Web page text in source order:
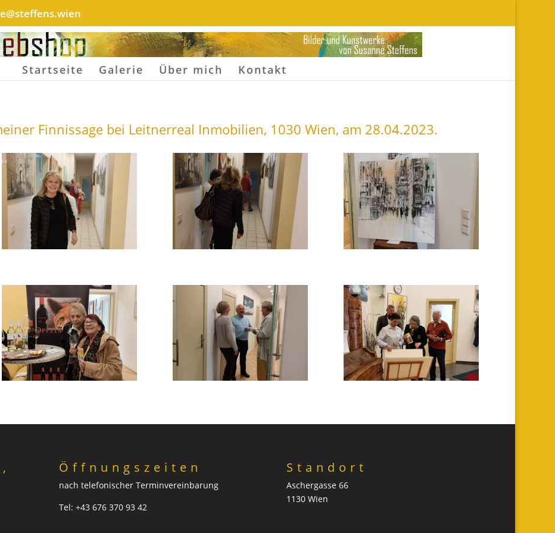
Startseite Galerie Über mich Kontakt
Finnissage bei Leitnerreal Inmobilien, 1030 Wien, am 28.04.2023.
Öffnungszeiten
nach telefonischer Terminvereinbarung
Tel: +43 676 370 93 42
Standort
Aschergasse 66
1130 Wien